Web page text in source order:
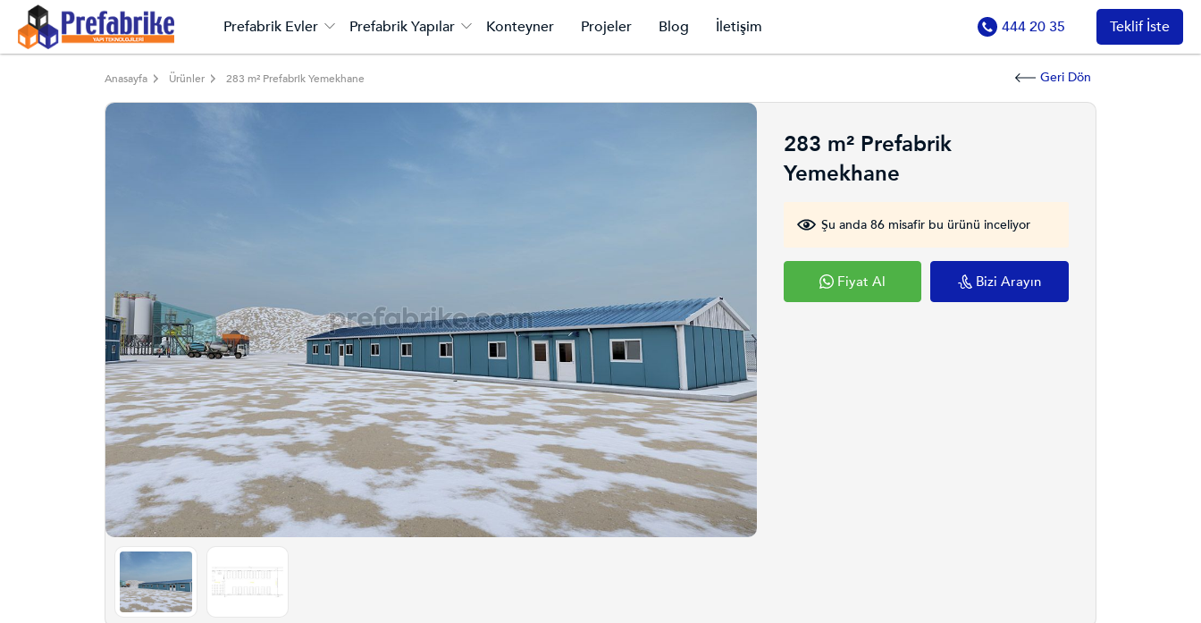
Prefabrik Evler Prefabrik Yapılar Konteyner Projeler Blog İletişim 444 20 35 Teklif İste
Anasayfa Ürünler 283 m² Prefabrik Yemekhane Geri Dön
283 m² Prefabrik
Yemekhane
Şu anda 86 misafir bu ürünü inceliyor
Fiyat Al Bizi Arayın